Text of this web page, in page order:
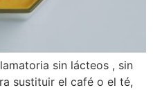
sin lácteos , sin
sustituir el café o el té,